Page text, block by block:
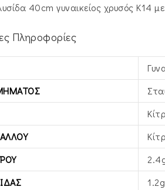
40cm γυναικείος χρυσός Κ14
Πληροφορίες